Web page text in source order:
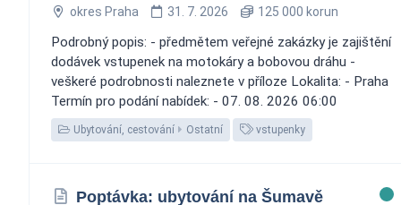
okres Praha 31. 7. 2026 125 000 korun
Podrobný popis: - předmětem veřejné zakázky je zajištění
dodávek vstupenek na motokáry a bobovou dráhu -
veškeré podrobnosti naleznete v příloze Lokalita: - Praha
Termín pro podání nabídek: - 07. 08. 2026 06:00
Ubytování, cestování Ostatní vstupenky
Poptávka: ubytování na Šumavě